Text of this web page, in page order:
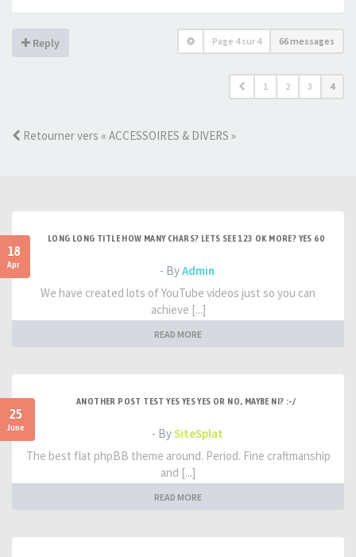
Reply Page 4sur 4 66 messages
1 2 3 4
Retourner vers « ACCESSOIRES & DIVERS »
18
Apr
LONG LONG TITLE HOW MANY CHARS? LETS SEE 123 OK MORE? YES 60
- ByAdmin
We have created lots of YouTube videos just so you can
achieve [...]
READ MORE
25
June
ANOTHER POST TEST YES YES YES OR NO, MAYBE NI? :-/
- BySiteSplat
The best flat phpBB theme around. Period. Fine craftmanship
and [...]
READ MORE